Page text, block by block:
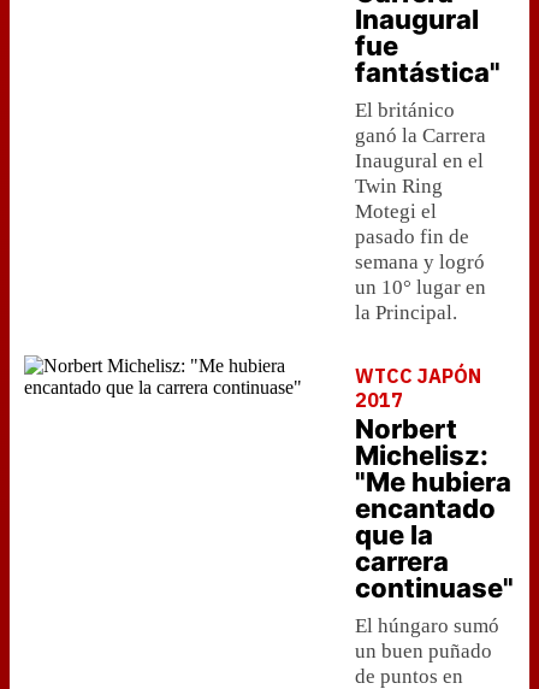
Inaugural
fue
fantástica"
El británico
ganó la Carrera
Inaugural en el
Twin Ring
Motegi el
pasado fin de
semana y logró
un 10° lugar en
la Principal.
WTCC JAPÓN
2017
Norbert
Michelisz:
"Me hubiera
encantado
que la
carrera
continuase"
El húngaro sumó
un buen puñado
de puntos en